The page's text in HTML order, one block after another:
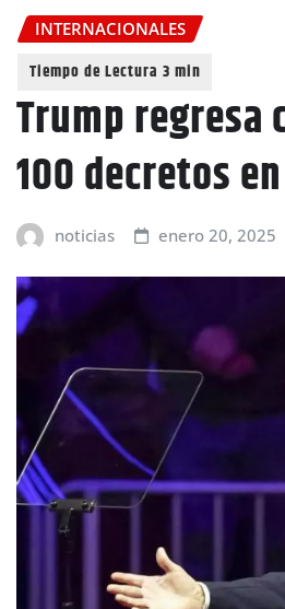
INTERNACIONALES
Trump
100 decretos
noticias enero 20, 2025